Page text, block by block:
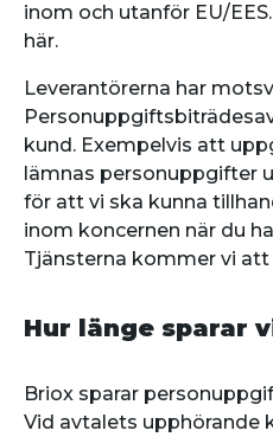
inom och utanför EU/
här.
Leverantörerna har
kund. Exempelvis att
lämnas personuppgifter
för att vi ska kunna
inom koncernen när du
Tjänsterna kommer vi
Hur länge sparar
Briox sparar
Vid avtalets upphörande